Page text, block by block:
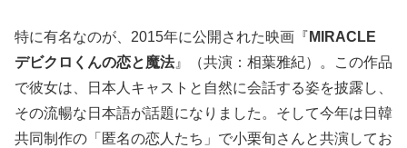
特に有名なのが、2015年に公開された映画『 MIRACLE
デビクロくんの恋と魔法』（共演：相葉雅紀）。この作品
で彼女は、日本人キャストと自然に会話する姿を披露し、
その流暢な日本語が話題になりました。そして今年は日韓
共同制作の「匿名の恋人たち」で小栗旬さんと共演してお